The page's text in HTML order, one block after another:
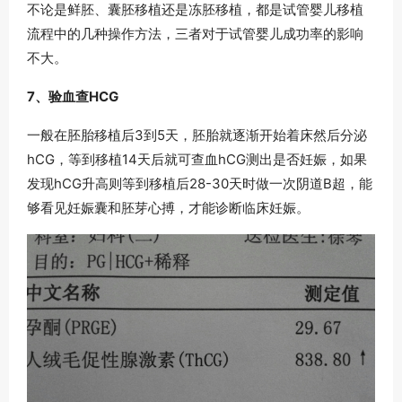
不论是鲜胚、囊胚移植还是冻胚移植，都是试管婴儿移植
流程中的几种操作方法，三者对于试管婴儿成功率的影响
不大。
7、验血查HCG
一般在胚胎移植后3到5天，胚胎就逐渐开始着床然后分泌
hCG，等到移植14天后就可查血hCG测出是否妊娠，如果
发现hCG升高则等到移植后28-30天时做一次阴道B超，能
够看见妊娠囊和胚芽心搏，才能诊断临床妊娠。